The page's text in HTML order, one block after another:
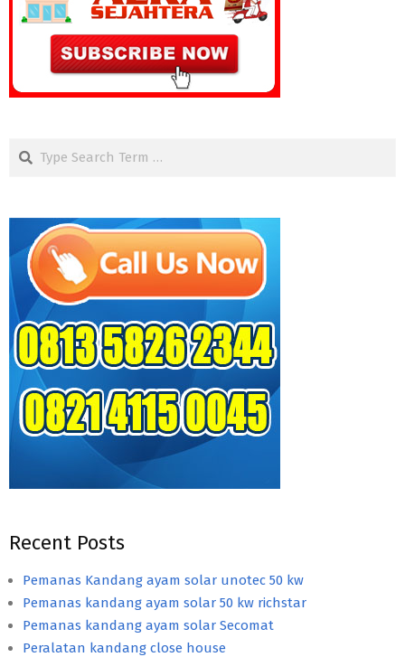
Search
Recent Posts
Pemanas Kandang ayam solar unotec 50 kw
Pemanas kandang ayam solar 50 kw richstar
Pemanas kandang ayam solar Secomat
Peralatan kandang close house